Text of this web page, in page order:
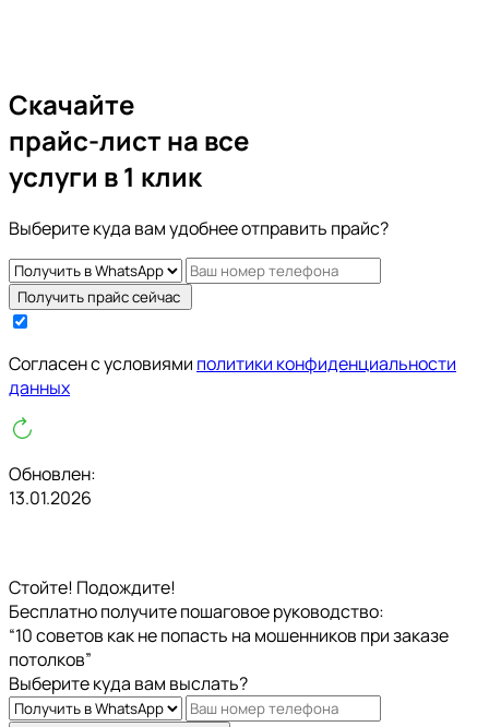
Скачайте
прайс-лист на все
услуги в 1 клик
Выберите куда вам удобнее отправить прайс?
Получить прайс сейчас
Cогласен с условиями политики конфиденциальности
данных
Обновлен:
13.01.2026
Стойте! Подождите!
Бесплатно получите пошаговое руководство:
“10 советов как не попасть на мошенников при заказе
потолков”
Выберите куда вам выслать?